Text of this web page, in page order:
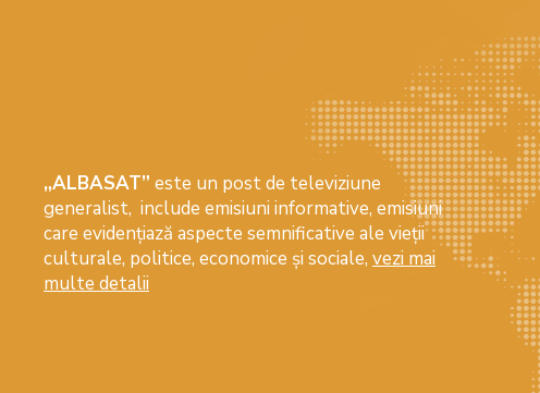
„ALBASAT” este un post de televiziune
generalist, include emisiuni informative, emisiuni
care evidenţiază aspecte semnificative ale vieţii
culturale, politice, economice şi sociale, vezi mai
multe detalii